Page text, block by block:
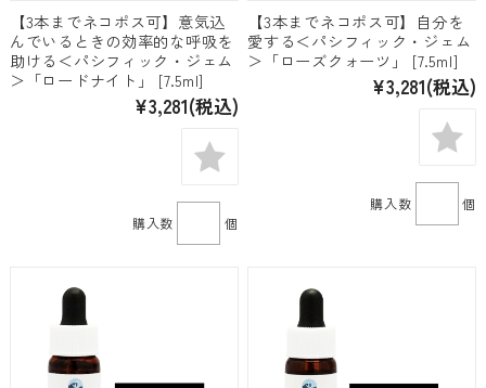
【3本までネコポス可】意気込
んでいるときの効率的な呼吸を
助ける＜パシフィック・ジェム
＞「ロードナイト」 [7.5ml]
¥3,281(税込)
購入数 個
【3本までネコポス可】自分を
愛する＜パシフィック・ジェム
＞「ローズクォーツ」 [7.5ml]
¥3,281(税込)
購入数 個